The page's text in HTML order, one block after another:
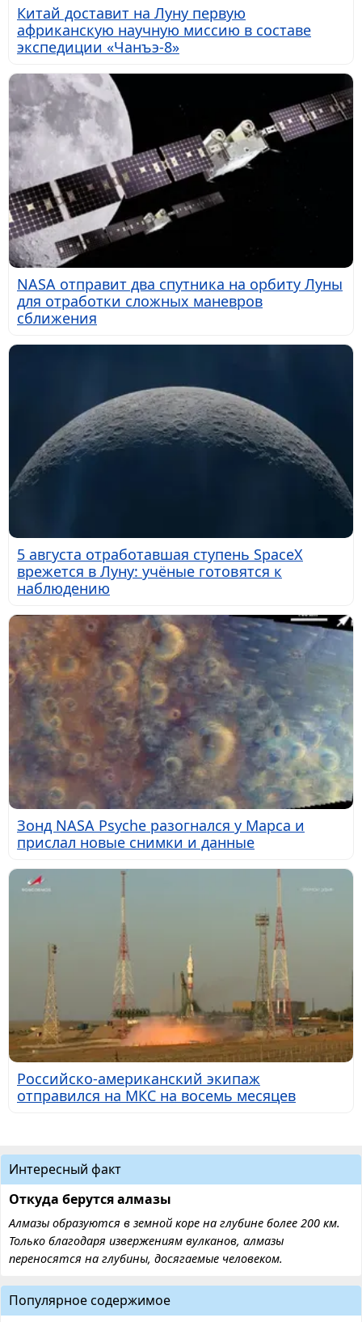
Китай доставит на Луну первую
африканскую научную миссию в составе
экспедиции «Чанъэ-8»
NASA отправит два спутника на орбиту Луны
для отработки сложных маневров
сближения
5 августа отработавшая ступень SpaceX
врежется в Луну: учёные готовятся к
наблюдению
Зонд NASA Psyche разогнался у Марса и
прислал новые снимки и данные
Российско-американский экипаж
отправился на МКС на восемь месяцев
Интересный факт
Откуда берутся алмазы
Алмазы образуются в земной коре на глубине более 200 км.
Только благодаря извержениям вулканов, алмазы
переносятся на глубины, досягаемые человеком.
Популярное содержимое